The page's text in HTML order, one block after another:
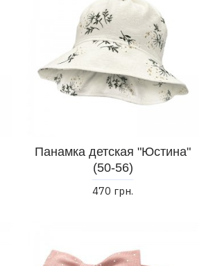
Панамка детская "Юстина"
(50-56)
470 грн.